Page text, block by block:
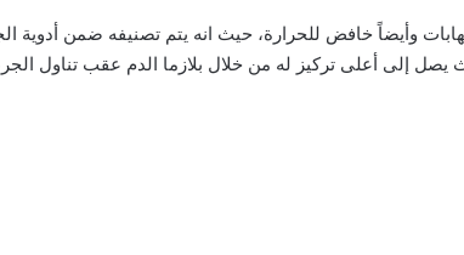
وأيضاً خافض للحرارة، حيث انه يتم تصنيفه ضمن أدوية
يصل إلى أعلى تركيز له من خلال بلازما الدم عقب